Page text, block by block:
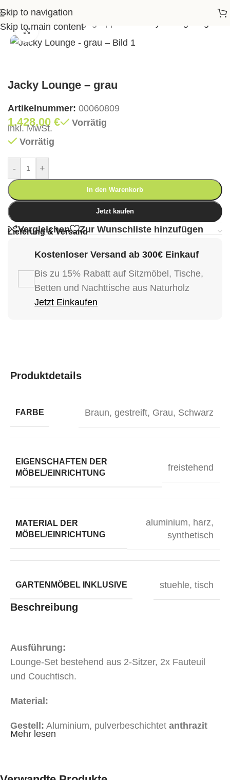
Skip to navigation
Skip to main content
>Garten>Loungegruppen
Klick zum Vergrößern
Jacky Lounge – grau
Artikelnummer: 00060809
1.428,00 € Vorrätig
inkl. MwSt.
Vorrätig
- +
In den Warenkorb
Jetzt kaufen
Vergleichen Zur Wunschliste hinzufügen
Lieferung & Versand
Kostenloser Versand ab 300€ Einkauf
Bis zu 15% Rabatt auf Sitzmöbel, Tische,
Betten und Nachttische aus Naturholz
Jetzt Einkaufen
Produktdetails
FARBE Braun, gestreift, Grau, Schwarz
EIGENSCHAFTEN DER
MÖBEL/EINRICHTUNG
freistehend
MATERIAL DER
MÖBEL/EINRICHTUNG
aluminium, harz,
synthetisch
GARTENMÖBEL INKLUSIVE stuehle, tisch
Beschreibung
Ausführung:
Lounge-Set bestehend aus 2-Sitzer, 2x Fauteuil
und Couchtisch.
Material:
Gestell: Aluminium, pulverbeschichtet anthrazit
Kissen: dunkelgrau
Mehr lesen